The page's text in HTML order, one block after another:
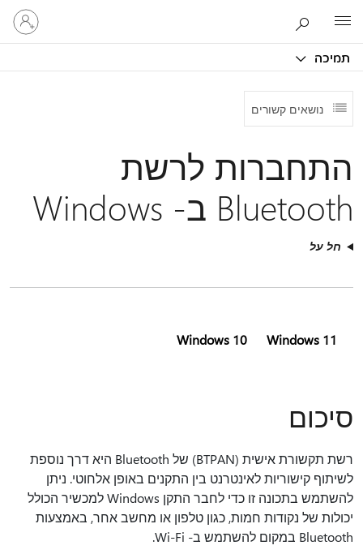
תמיכה
היכנס
לחשבון
שלך
נושאים קשורים
התחברות לרשת
Bluetooth ב- Windows
חל על
Windows 11
Windows 10
סיכום
רשת תקשורת אישית (BTPAN) של Bluetooth היא דרך נוספת
לשיתוף קישוריות לאינטרנט בין התקנים באופן אלחוטי. ניתן
להשתמש בתכונה זו כדי לחבר התקן Windows למכשיר הכולל
יכולות של נקודות חמות, כגון טלפון או מחשב אחר, באמצעות
Bluetooth במקום להשתמש ב- Wi-Fi.